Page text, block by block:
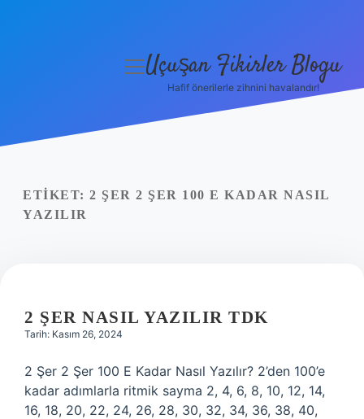
Yasal Uyarı
menüyü
Uçuşan Fikirler Blogu
Hafif önerilerle zihnini havalandır!
ETIKET: 2 ŞER 2 ŞER 100 E KADAR NASIL
YAZILIR
2 ŞER NASIL YAZILIR TDK
Tarih: Kasım 26, 2024
2 Şer 2 Şer 100 E Kadar Nasıl Yazılır? 2’den 100’e
kadar adımlarla ritmik sayma 2, 4, 6, 8, 10, 12, 14,
16, 18, 20, 22, 24, 26, 28, 30, 32, 34, 36, 38, 40,